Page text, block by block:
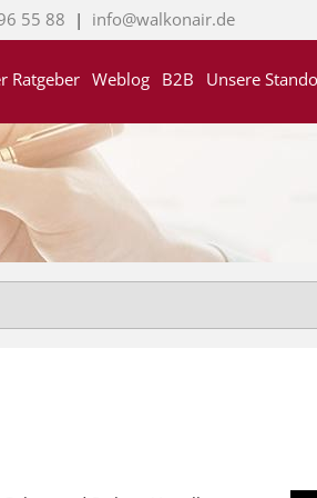
55 88 | info@walkonair.de
Ratgeber Weblog B2B Unsere